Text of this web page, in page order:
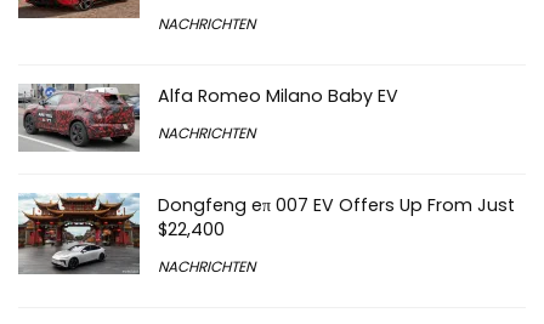
NACHRICHTEN
Alfa Romeo Milano Baby EV
NACHRICHTEN
Dongfeng eπ 007 EV Offers Up From Just
$22,400
NACHRICHTEN